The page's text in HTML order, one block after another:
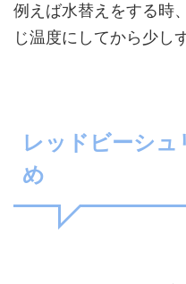
例えば水替えをする時
じ温度にしてから少し
レッドビーシュ
め